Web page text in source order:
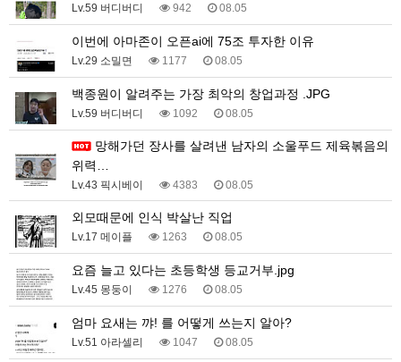
Lv.59 버디버디 942 08.05
이번에 아마존이 오픈ai에 75조 투자한 이유
Lv.29 소밀면 1177 08.05
백종원이 알려주는 가장 최악의 창업과정 .JPG
Lv.59 버디버디 1092 08.05
위력…
Lv.43 픽시베이 4383 08.05
외모때문에 인식 박살난 직업
Lv.17 메이플 1263 08.05
요즘 늘고 있다는 초등학생 등교거부.jpg
Lv.45 몽둥이 1276 08.05
엄마 요새는 꺄! 를 어떻게 쓰는지 알아?
Lv.51 아라셀리 1047 08.05